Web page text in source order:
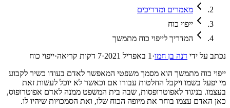
מאמרים ומדריכים
ייפוי כוח
המדריך לייפוי כוח מתמשך
נכתב על ידי דנה בן חמו· 1 באפריל 2021 ·
7 דקות קריאה·ייפוי כוח
ייפוי כוח מתמשך הוא מסמך משפטי המאפשר לאדם בעודו כשיר לקבוע
מי יפעל בשמו ויקבל החלטות עבורו אם וכאשר לא יוכל לעשות זאת
בעצמו. בניגוד לאפוטרופסות, שבה בית המשפט ממנה לאדם אפוטרופוס,
כאן האדם עצמו בוחר את מיופה הכוח שלו, ואת הסמכויות שיהיו לו.